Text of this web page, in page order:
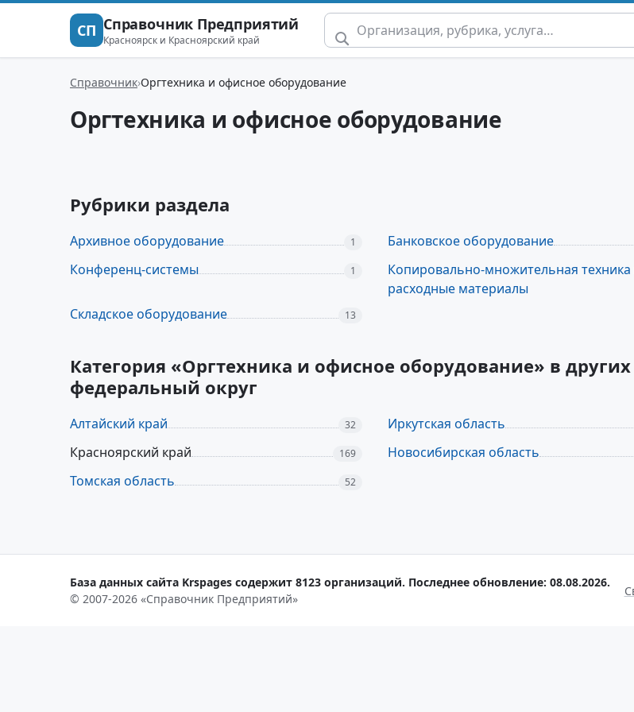
СП Справочник Предприятий
Красноярск и Красноярский край
Справочник Оргтехника и офисное оборудование
Оргтехника и офисное оборудование
Рубрики раздела
Архивное оборудование 1 Банковское оборудование
Конференц-системы 1
Копировально-множительная техника
расходные материалы
Складское оборудование 13
Категория «Оргтехника и офисное оборудование» в
федеральный округ
Алтайский край 32 Иркутская область
Красноярский край 169 Новосибирская область
Томская область 52
База данных сайта Krspages содержит 8123 организаций. Последнее обновление: 08.08.2026.
© 2007-2026 «Справочник Предприятий»